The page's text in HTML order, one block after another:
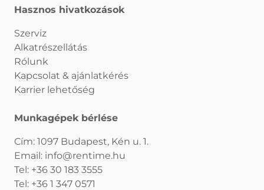
Hasznos hivatkozások
Szerviz
Alkatrészellátás
Rólunk
Kapcsolat & ajánlatkérés
Karrier lehetőség
Munkagépek bérlése
Cím: 1097 Budapest, Kén u. 1.
Email: info@rentime.hu
Tel: +36 30 183 3555
Tel: +36 1 347 0571